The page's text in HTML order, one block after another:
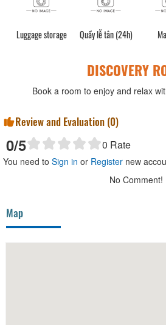
Luggage storage Quầy lễ tân (24h)
DISCOVERY
Book a room to enjoy and relax
Review and Evaluation (0)
0/5 0 Rate
You need to Sign in or Register new
No Comment!
Map